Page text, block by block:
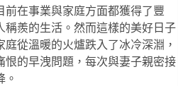
前在事業與家庭方面都獲得了豐
稱羨的生活。然而這樣的美好日子
從溫暖的火爐跌入了冰冷深淵，
恨的早洩問題，每次與妻子親密接
。